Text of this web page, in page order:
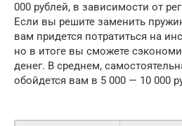
000 рублей, в зависимости от
Если вы решите заменить
вам придется потратиться на
но в итоге вы сможете
денег. В среднем,
обойдется вам в 5 000 — 10 000